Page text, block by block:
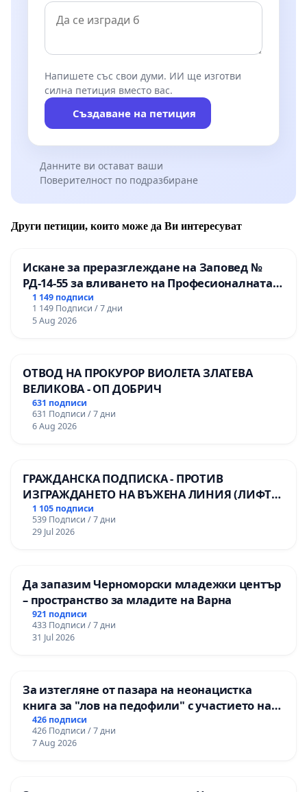
Напишете със свои думи. ИИ ще изготви
силна петиция вместо вас.
Създаване на петиция
Данните ви остават ваши
Поверителност по подразбиране
Други петиции, които може да Ви интересуват
Искане за преразглеждане на Заповед №
РД-14-55 за вливането на Професионалната
гимназия по промишлени технологии в
Професионалната гимназия по икономика и
мениджмънт – гр. Пазарджик
1 149 подписи
1 149 Подписи / 7 дни
5 Aug 2026
ОТВОД НА ПРОКУРОР ВИОЛЕТА ЗЛАТЕВА
ВЕЛИКОВА - ОП ДОБРИЧ
631 подписи
631 Подписи / 7 дни
6 Aug 2026
ГРАЖДАНСКА ПОДПИСКА - ПРОТИВ
ИЗГРАЖДАНЕТО НА ВЪЖЕНА ЛИНИЯ (ЛИФТ)
НА ТЕРИТОРИЯТА НА ПРИРОДНА
ЗАБЕЛЕЖИТЕЛНОСТ „ХЪЛМ НА
ОСВОБОДИТЕЛИТЕ“ (БУНАРДЖИК)
1 105 подписи
539 Подписи / 7 дни
29 Jul 2026
Да запазим Черноморски младежки център
– пространство за младите на Варна
921 подписи
433 Подписи / 7 дни
31 Jul 2026
За изтегляне от пазара на неонацистка
книга за "лов на педофили" с участието на
деца
426 подписи
426 Подписи / 7 дни
7 Aug 2026